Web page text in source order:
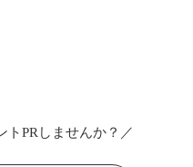
トPRしませんか？／